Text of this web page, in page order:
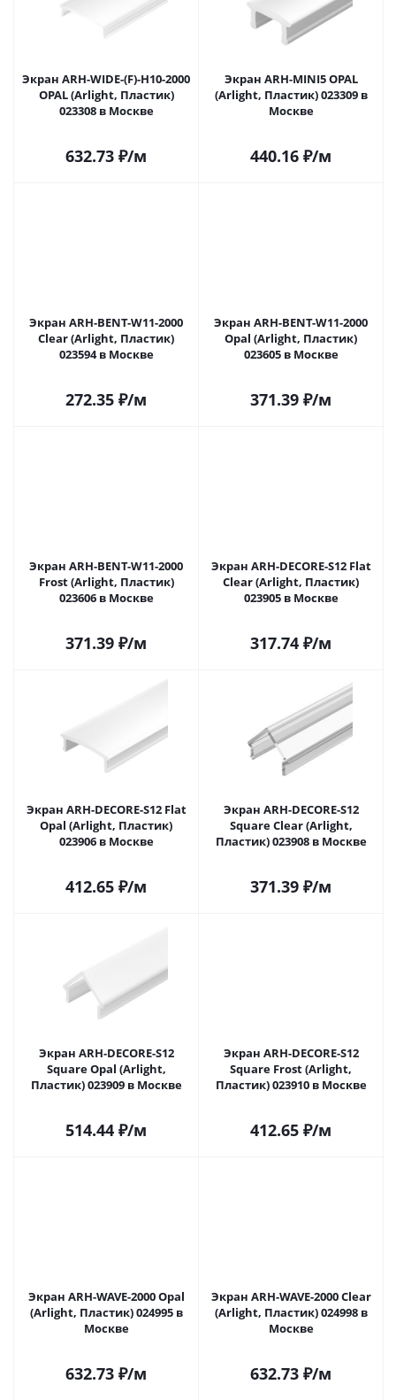
Экран ARH-WIDE-(F)-H10-2000
OPAL (Arlight, Пластик)
023308 в Москве
632.73 ₽/м
Экран ARH-MINI5 OPAL
(Arlight, Пластик) 023309 в
Москве
440.16 ₽/м
Экран ARH-BENT-W11-2000
Clear (Arlight, Пластик)
023594 в Москве
272.35 ₽/м
Экран ARH-BENT-W11-2000
Opal (Arlight, Пластик)
023605 в Москве
371.39 ₽/м
Экран ARH-BENT-W11-2000
Frost (Arlight, Пластик)
023606 в Москве
371.39 ₽/м
Экран ARH-DECORE-S12 Flat
Clear (Arlight, Пластик)
023905 в Москве
317.74 ₽/м
Экран ARH-DECORE-S12 Flat
Opal (Arlight, Пластик)
023906 в Москве
412.65 ₽/м
Экран ARH-DECORE-S12
Square Clear (Arlight,
Пластик) 023908 в Москве
371.39 ₽/м
Экран ARH-DECORE-S12
Square Opal (Arlight,
Пластик) 023909 в Москве
514.44 ₽/м
Экран ARH-DECORE-S12
Square Frost (Arlight,
Пластик) 023910 в Москве
412.65 ₽/м
Экран ARH-WAVE-2000 Opal
(Arlight, Пластик) 024995 в
Москве
632.73 ₽/м
Экран ARH-WAVE-2000 Clear
(Arlight, Пластик) 024998 в
Москве
632.73 ₽/м